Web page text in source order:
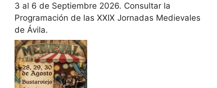
3 al 6 de Septiembre 2026. Consultar la
Programación de las XXIX Jornadas Medievales
de Ávila.